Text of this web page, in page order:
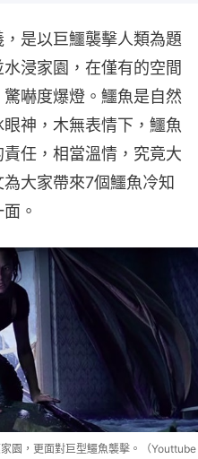
是以巨鱷襲擊人類為題
浸家園，在僅有的空間
嚇度爆燈。鱷魚是自然
神，木無表情下，鱷魚
任，相當溫情，究竟大
大家帶來7個鱷魚冷知
。
園，更面對巨型鱷魚襲擊。（Youttube